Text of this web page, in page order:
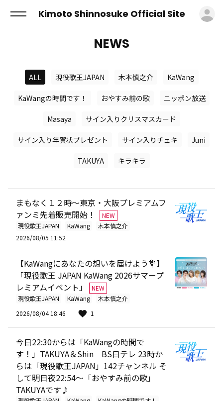
Kimoto Shinnosuke Official Site
NEWS
ALL 現役歌王JAPAN 木本慎之介 KaWang
KaWangの時間です！ おやすみ前の歌 ニッポン放送
Masaya サイン入りクリスマスカード
サイン入り年賀状プレゼント サイン入りチェキ Juni
TAKUYA キラキラ
まもなく１２時～東京・大阪プレミアムフ
ァンミ先着販売開始！
NEW
現役歌王JAPAN
KaWang
木本慎之介
2026/08/05 11:52
【KaWangにあなたの想いを届けよう💐】
「現役歌王 JAPAN KaWang 2026サマープ
レミアムイベント」
NEW
現役歌王JAPAN
KaWang
木本慎之介
2026/08/04 18:46
1
今日22:30からは「KaWangの時間で
す！」TAKUYA＆Shin BS日テレ 23時か
らは「現役歌王JAPAN」142チャンネル そ
して明日夜22:54～「おやすみ前の歌」
TAKUYAです♪